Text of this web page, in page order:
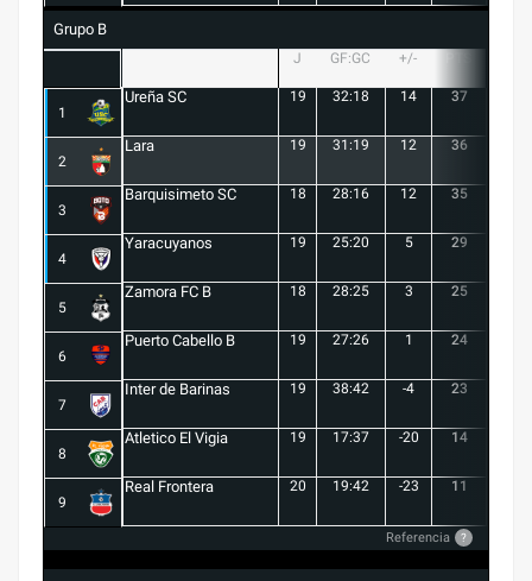
Grupo B
J GF:GC +/-
1
Ureña SC 19 32:18 14 37
2
Lara 19 31:19 12 36
3
Barquisimeto SC 18 28:16 12 35
4
Yaracuyanos 19 25:20 5 29
5
Zamora FC B 18 28:25 3 25
6
Puerto Cabello B 19 27:26 1 24
7
Inter de Barinas 19 38:42 -4 23
8
Atletico El Vigia 19 17:37 -20 14
9
Real Frontera 20 19:42 -23 11
Referencia ?